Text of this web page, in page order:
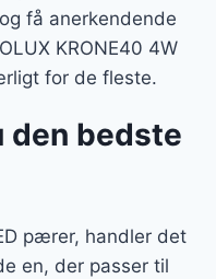
få anerkendende
KRONE40 4W
for de fleste.
den bedste
pærer, handler det
en, der passer til